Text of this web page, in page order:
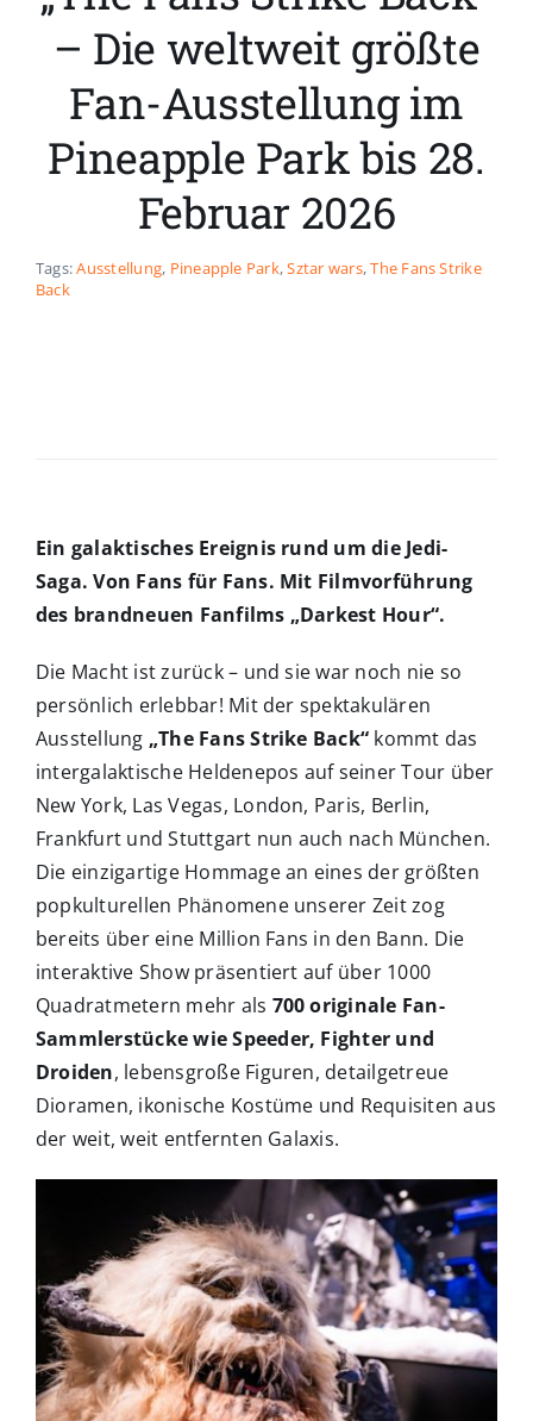
– Die weltweit größte
Fan-Ausstellung im
Pineapple Park bis 28.
Februar 2026
Tags:Ausstellung, Pineapple Park,Sztar wars,The Fans Strike
Back
Ein galaktisches Ereignis rund um die Jedi-
Saga. Von Fans für Fans. Mit Filmvorführung
des brandneuen Fanfilms „Darkest Hour“.
Die Macht ist zurück – und sie war noch nie so
persönlich erlebbar! Mit der spektakulären
Ausstellung „The Fans Strike Back“ kommt das
intergalaktische Heldenepos auf seiner Tour über
New York, Las Vegas, London, Paris, Berlin,
Frankfurt und Stuttgart nun auch nach München.
Die einzigartige Hommage an eines der größten
popkulturellen Phänomene unserer Zeit zog
bereits über eine Million Fans in den Bann. Die
interaktive Show präsentiert auf über 1000
Quadratmetern mehr als 700 originale Fan-
Sammlerstücke wie Speeder, Fighter und
Droiden, lebensgroße Figuren, detailgetreue
Dioramen, ikonische Kostüme und Requisiten aus
der weit, weit entfernten Galaxis.